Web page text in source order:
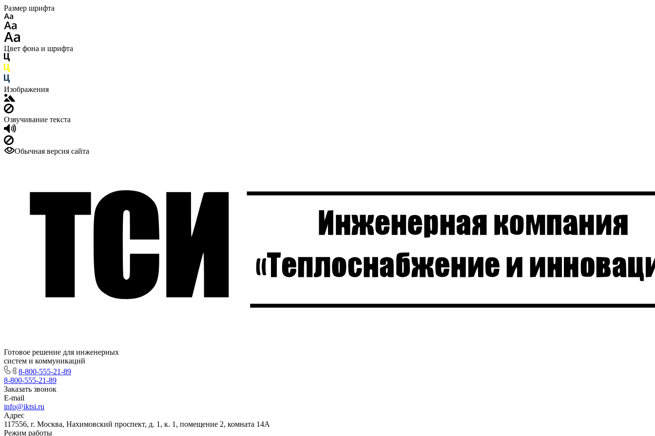
Размер шрифта
Цвет фона и шрифта
Изображения
Озвучивание текста
Обычная версия сайта
Готовое решение для инженерных
систем и коммуникаций
8-800-555-21-89
8-800-555-21-89
Заказать звонок
E-mail
info@iktsi.ru
Адрес
117556, г. Москва, Нахимовский проспект, д. 1, к. 1, помещение 2, комната 14А
Режим работы